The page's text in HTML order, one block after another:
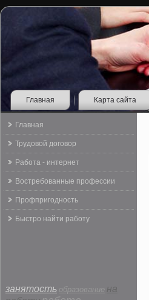
Главная Карта сайта
Главная
Трудовой договор
Работа - интернет
Востребованные профессии
Профпригодность
Быстро найти работу
занятость образование на